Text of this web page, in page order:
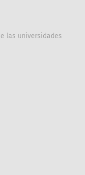
las universidades